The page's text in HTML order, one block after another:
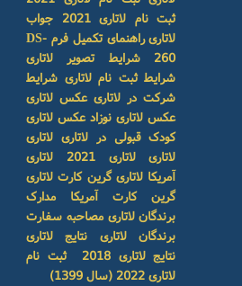
ثبت نام لاتاری 2021
جواب
لاتاری
راهنمای تکمیل فرم DS-
260
شرایط تصویر لاتاری
شرایط ثبت نام لاتاری شرایط
شرکت در لاتاری عکس لاتاری
عکس لاتاری نوزاد عکس لاتاری
کودک قبولی در لاتاری لاتاری
لاتاریلاتاری 2021
لاتاری
آمریکا لاتاری گرین کارت لاتاری
گرین کارت آمریکا
مدارک
برندگان لاتاری مصاحبه سفارت
برندگان لاتاری
نتایج لاتاری
نتایج لاتاری 2018
ثبت نام
لاتاری 2022 (سال 1399)